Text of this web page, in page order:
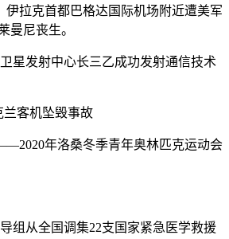
伊拉克首都巴格达国际机场附近遭美军
曼尼丧生。
星发射中心长三乙成功发射通信技术
客机坠毁事故
年洛桑冬季青年奥林匹克运动会
组从全国调集22支国家紧急医学救援